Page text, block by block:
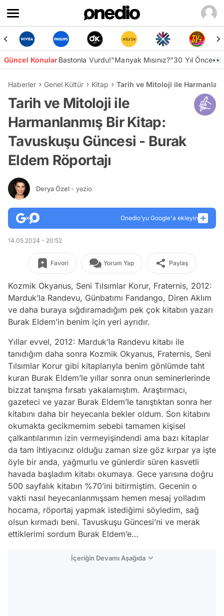
Güncel KonularBastonla Vurdu!"Manyak Mısınız?"30 Yıl Önce👀
Haberler Genel Kültür Kitap Tarih ve Mitoloji ile
Tarih ve Mitoloji ile
Harmanlanmış Bir Kitap:
Tavuskuşu Güncesi - Burak
Eldem Röportajı
Derya Özel - yazio
Onedio’yu Google'a ekleyin
14.05.2024 - 20:52
Favori Yorum Yap Paylaş
Kozmik Okyanus, Seni Tılsımlar Korur, Fraternis, 2012:
Marduk’la Randevu, Günbatımı Fandango, Diren Aklım
ve daha buraya sığdıramadığım pek çok kitabın yazarı
Burak Eldem’in benim için yeri ayrıdır.
Yıllar evvel, 2012: Marduk’la Randevu kitabı ile
tanıdığım daha sonra Kozmik Okyanus, Fraternis, Seni
Tılsımlar Korur gibi kitaplarıyla benim gönlümde taht
kuran Burak Eldem’le yıllar sonra onun seminerlerinde
bizzat tanışma fırsatı yakalamıştım. Araştırmacı,
gazeteci ve yazar Burak Eldem’le tanıştıktan sonra her
kitabını daha bir heyecanla bekler oldum. Son kitabını
okumakta gecikmemim sebebi tamamen kişisel
çalkantılarımın izin vermeyişindendi ama bazı kitaplar
da tam ihtiyacınız olduğu zaman size göz kırpar ya işte
öyle bir anda, yağmurlu ve günlerdir süren kasvetli
havada başladım kitabı okumaya. Gece yarısına doğru
500 sayfalık kitabın %70’ini bitirmiştim. Gecenin o
vakti nasıl heyecanlanmışsam hemen mesaj yolladım
hocama, röportaj yapmak istediğimi söyledim, sağ
olsun kırmadı beni. Tavuskuşu Güncesi’ni ve merak
ettiklerimi sordum Burak Eldem’e…
İçeriğin Devamı Aşağıda